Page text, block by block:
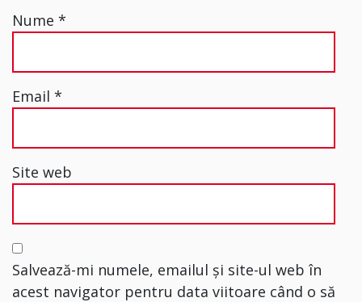
Nume *
Email *
Site web
Salvează-mi numele, emailul și site-ul web în
acest navigator pentru data viitoare când o să